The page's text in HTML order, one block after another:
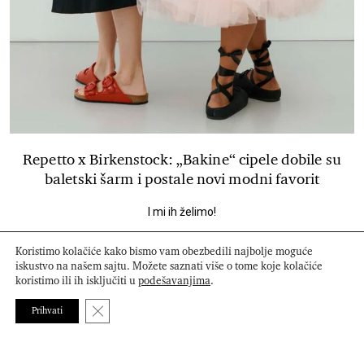
Repetto x Birkenstock: „Bakine“ cipele dobile su
baletski šarm i postale novi modni favorit
I mi ih želimo!
Koristimo kolačiće kako bismo vam obezbedili najbolje moguće
iskustvo na našem sajtu. Možete saznati više o tome koje kolačiće
koristimo ili ih isključiti upodešavanjima.
Prihvati Close GDPR Cookie Banner